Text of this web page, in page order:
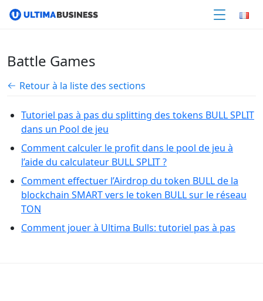
Battle Games
Retour à la liste des sections
Tutoriel pas à pas du splitting des tokens BULL SPLIT
dans un Pool de jeu
Comment calculer le profit dans le pool de jeu à
l’aide du calculateur BULL SPLIT ?
Comment effectuer l’Airdrop du token BULL de la
blockchain SMART vers le token BULL sur le réseau
TON
Comment jouer à Ultima Bulls: tutoriel pas à pas